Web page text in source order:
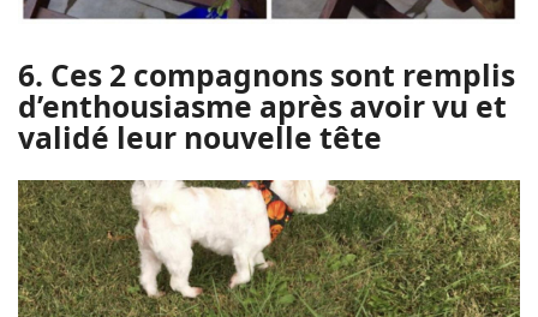
6. Ces 2 compagnons sont remplis
d’enthousiasme après avoir vu et
validé leur nouvelle tête